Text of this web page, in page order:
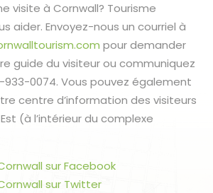
visite à Cornwall? Tourisme
aider. Envoyez-nous un courriel à
pour demander
guide du visiteur ou communiquez
933-0074. Vous pouvez également
centre d’information des visiteurs
(à l’intérieur du complexe
sur Facebook
sur Twitter